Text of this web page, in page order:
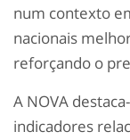
num contexto
nacionais
reforçando o
A NOVA
indicadores